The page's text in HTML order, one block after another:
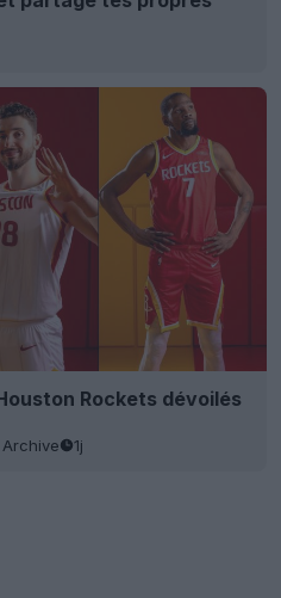
Rockets dévoilés
1j